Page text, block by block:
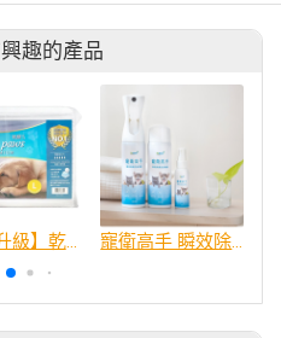
趣的產品
【全新升級】乾腳丫尿布墊(S、M、L) 寵衛高手 瞬效除臭抗菌噴霧